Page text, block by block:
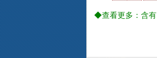
◆查看更多：含有